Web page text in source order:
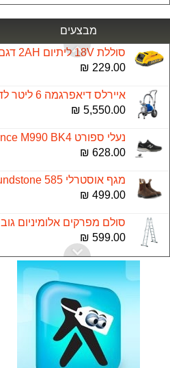
מבצעים590.00 ₪
229.00 ₪
5,550.00 ₪
628.00 ₪
מגף אוסטרלי 585 Blundstone
499.00 ₪
599.00 ₪
999.00 ₪
132.00 ₪
169.00 ₪